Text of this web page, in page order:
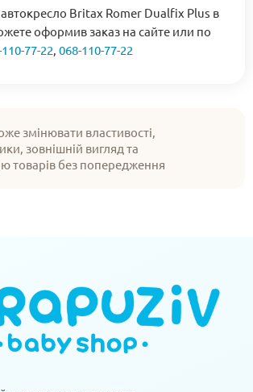
автокресло Britax Romer Dualfix Plus в
оформив заказ на сайте или по
77-22, 068-110-77-22
змінювати властивості,
зовнішній вигляд та
товарів без попередження